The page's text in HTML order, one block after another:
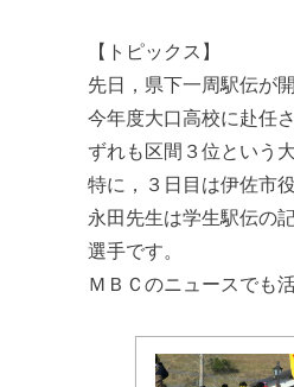
【トピックス】
先日，県下一周駅伝が
今年度大口高校に赴任
ずれも区間３位という
特に，３日目は伊佐市
永田先生は学生駅伝の
選手です。
ＭＢＣのニュースでも